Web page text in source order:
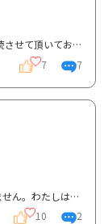
初めまして。知り合いの勧めでこちらのサイトを拝読させて頂いております。22歳成人女性、19歳の頃から...
7 7
初めて自分で投稿してみます...あの慣れなくてすみません。わたしは潰瘍性大腸炎が2年間ずっと活動期の...
10 2